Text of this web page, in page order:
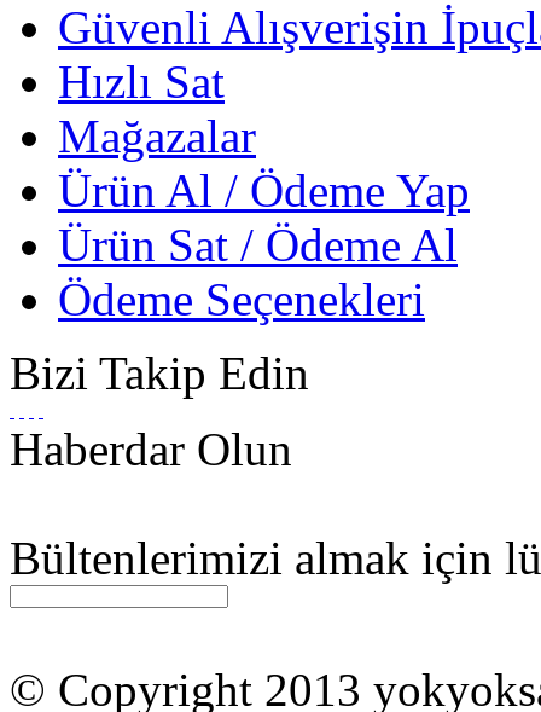
Güvenli Alışverişin
Hızlı Sat
Mağazalar
Ürün Al / Ödeme Yap
Ürün Sat / Ödeme Al
Ödeme Seçenekleri
Bizi Takip Edin
Haberdar Olun
Bültenlerimizi almak için
© Copyright 2013